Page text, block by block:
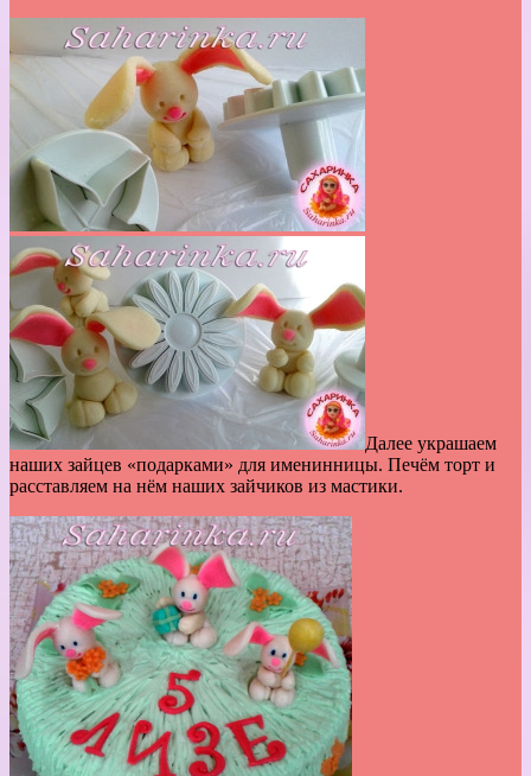
Далее украшаем
наших зайцев «подарками» для именинницы. Печём торт и
расставляем на нём наших зайчиков из мастики.